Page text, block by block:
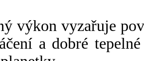
výkon vyzařuje
a dobré